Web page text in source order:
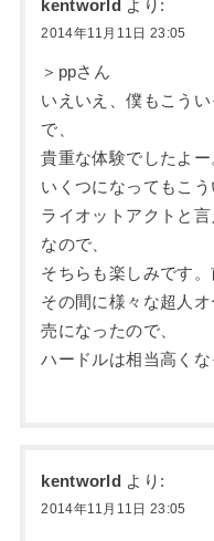
kentworld より:
2014年11月11日 23:05
＞ppさん
いえいえ、僕もこう
で、
貴重な体験でしたよー
いくつになってもこ
ライオットアクトと
なので、
そちらも楽しみです
その間に様々な超人
売になったので、
ハードルは相当高く
kentworld より:
2014年11月11日 23:05